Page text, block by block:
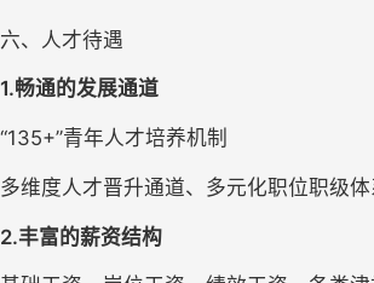
六、人才待遇
1.畅通的发展通道
“135+”青年人才培养机制
多维度人才晋升通道、多元化职位职级体
2.丰富的薪资结构